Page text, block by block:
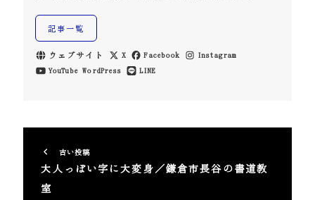
記事一覧
ウェブサイト X Facebook
Instagram
YouTube WordPress LINE
古い投稿
大人っぽい字に大変身／鎌倉市長谷の書道教
室